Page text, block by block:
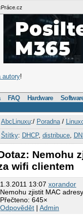
autory!
FAQ Hardware
AbcLinuxu:/ Poradna/
Štítky: DHCP, distribuce,
Nemohu
wifi clientem
1.3.2011 13:07xorandor
Nemohu zjistit MAC
Přečteno: 645×
Odpovědět |Admin